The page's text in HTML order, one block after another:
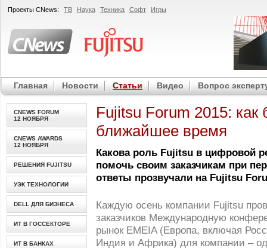
Проекты CNews: ТВ Наука Техника Софт Игры
Главная Новости Статьи Видео Вопрос
CNEWS FORUM
12 НОЯБРЯ
CNEWS AWARDS
12 НОЯБРЯ
РЕШЕНИЯ FUJITSU
УЭК ТЕХНОЛОГИИ
DELL ДЛЯ БИЗНЕСА
ИТ В ГОССЕКТОРЕ
ИТ В БАНКАХ
Fujitsu Forum 2015: как
ближайшее время
Какова роль Fujitsu в цифровой
помочь своим заказчикам при
ответы прозвучали на Fujitsu
Каждую осень компании Fujitsu
заказчиков Международную
рынок EMEIA (Европа, включая
Индия и Африка) для компании –